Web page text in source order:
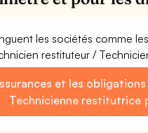
les sociétés comme
restituteur /
et les
Technicienne restitutrice